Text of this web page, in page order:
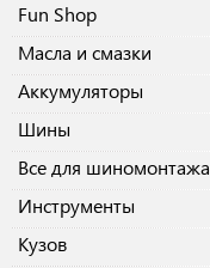
Fun Shop
Масла и смазки
Аккумуляторы
Шины
Все для шиномонтажа
Инструменты
Кузов